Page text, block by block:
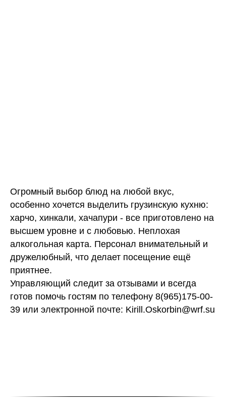
Огромный выбор блюд на любой вкус,
особенно хочется выделить грузинскую кухню:
харчо, хинкали, хачапури - все приготовлено на
высшем уровне и с любовью. Неплохая
алкогольная карта. Персонал внимательный и
дружелюбный, что делает посещение ещё
приятнее.
Управляющий следит за отзывами и всегда
готов помочь гостям по телефону 8(965)175-00-
39 или электронной почте: Kirill.Oskorbin@wrf.su